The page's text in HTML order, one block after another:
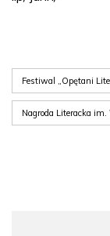
Festiwal „Opętani
Nagroda Literacka